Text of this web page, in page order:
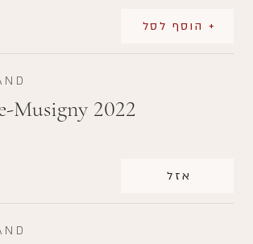
+ הוסף לסל
Musigny 2022
אזל